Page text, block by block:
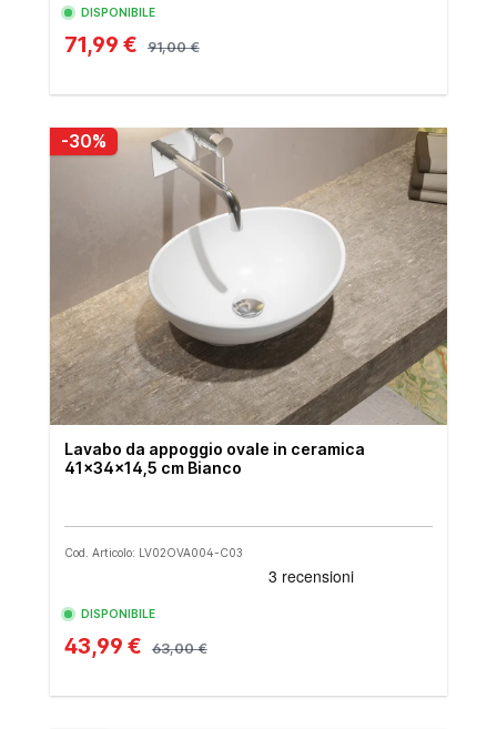
DISPONIBILE
71,99 € 91,00 €
-30%
Lavabo da appoggio ovale in ceramica
41x34x14,5 cm Bianco
Cod. Articolo: LV02OVA004-C03
DISPONIBILE
43,99 € 63,00 €